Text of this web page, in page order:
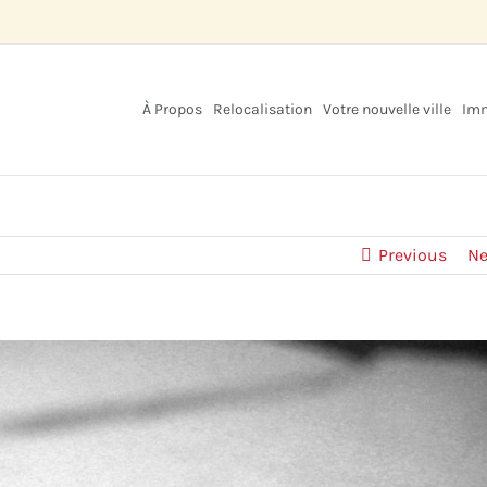
À Propos Relocalisation Votre nouvelle ville
Previous